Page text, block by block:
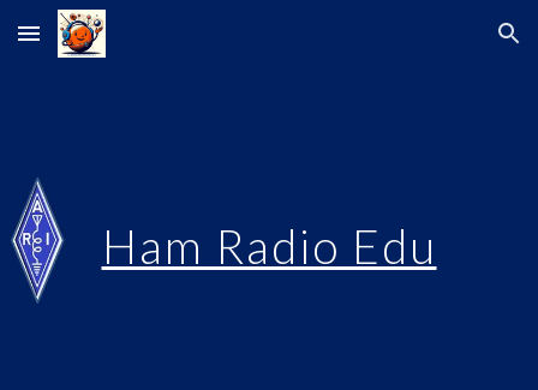
Skip to main content Skip to navigation
Ham Radio Edu